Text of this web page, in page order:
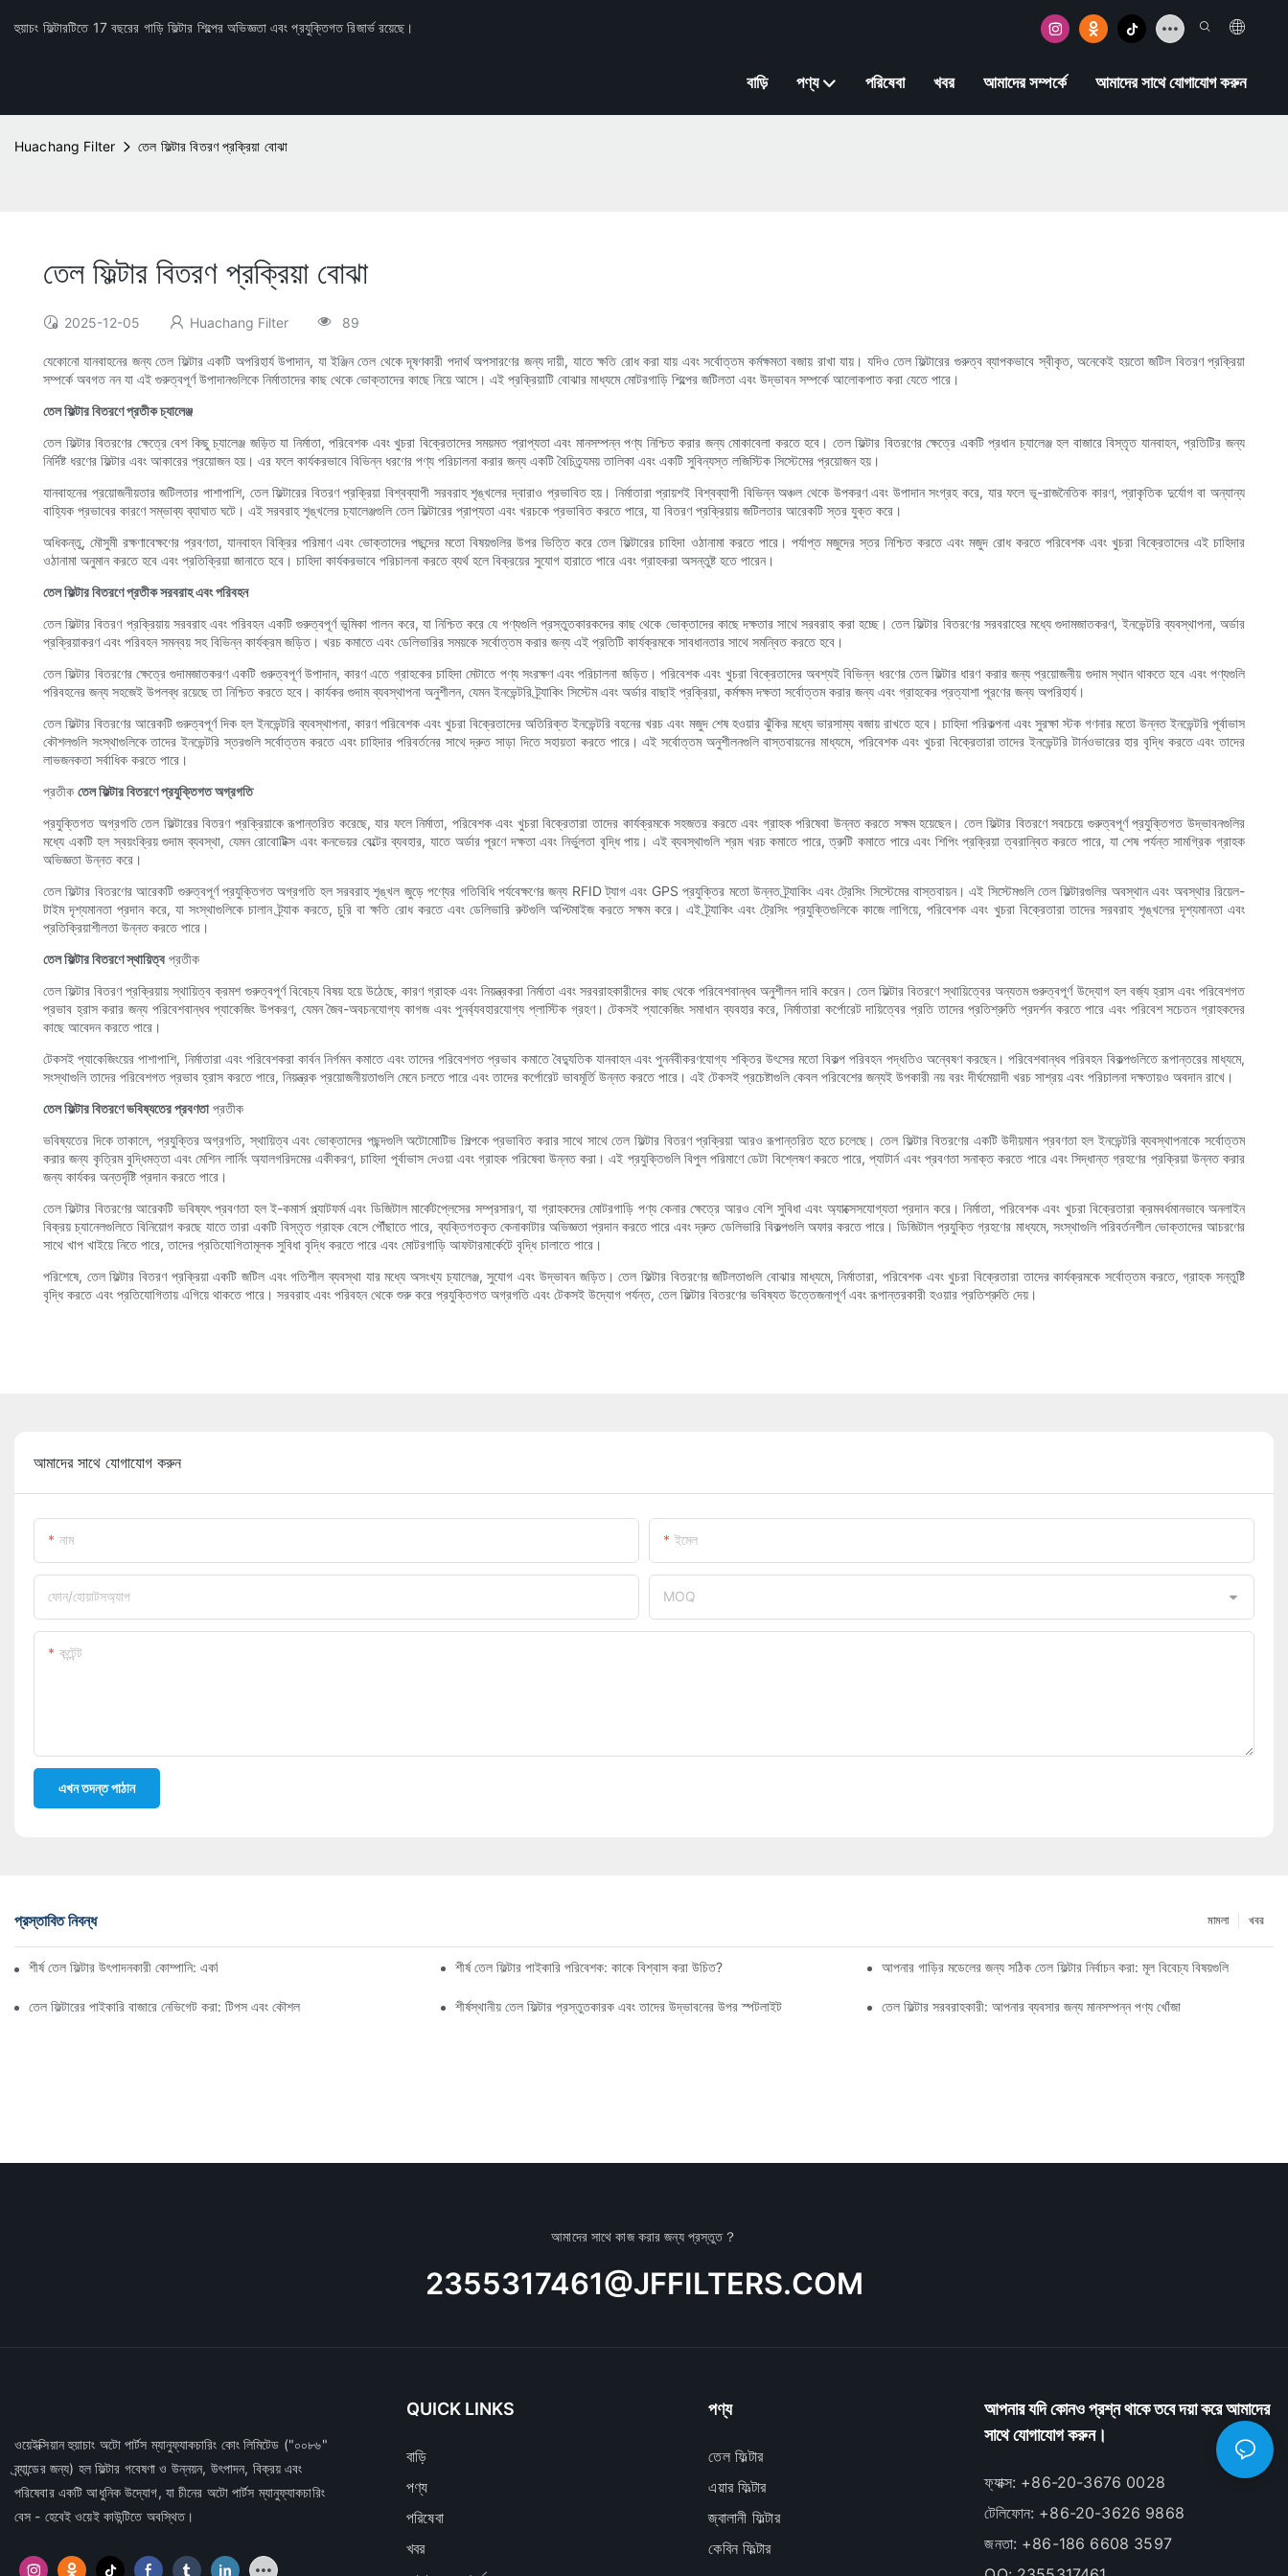
হুয়াচং ফিল্টারটিতে 17 বছরের গাড়ি ফিল্টার শিল্পের অভিজ্ঞতা এবং প্রযুক্তিগত রিজার্ভ রয়েছে।
বাড়ি পণ্য পরিষেবা খবর আমাদের সম্পর্কে আমাদের সাথে যোগাযোগ করুন
Huachang Filter তেল ফিল্টার বিতরণ প্রক্রিয়া বোঝা
তেল ফিল্টার বিতরণ প্রক্রিয়া বোঝা
2025-12-05 Huachang Filter 89
যেকোনো যানবাহনের জন্য তেল ফিল্টার একটি অপরিহার্য উপাদান, যা ইঞ্জিন তেল থেকে দূষণকারী পদার্থ অপসারণের জন্য দায়ী, যাতে ক্ষতি রোধ করা যায় এবং সর্বোত্তম কর্মক্ষমতা বজায় রাখা যায়। যদিও তেল ফিল্টারের গুরুত্ব ব্যাপকভাবে স্বীকৃত, অনেকেই হয়তো জটিল বিতরণ প্রক্রিয়া
সম্পর্কে অবগত নন যা এই গুরুত্বপূর্ণ উপাদানগুলিকে নির্মাতাদের কাছ থেকে ভোক্তাদের কাছে নিয়ে আসে। এই প্রক্রিয়াটি বোঝার মাধ্যমে মোটরগাড়ি শিল্পের জটিলতা এবং উদ্ভাবন সম্পর্কে আলোকপাত করা যেতে পারে।
তেল ফিল্টার বিতরণে প্রতীক চ্যালেঞ্জ
তেল ফিল্টার বিতরণের ক্ষেত্রে বেশ কিছু চ্যালেঞ্জ জড়িত যা নির্মাতা, পরিবেশক এবং খুচরা বিক্রেতাদের সময়মত প্রাপ্যতা এবং মানসম্পন্ন পণ্য নিশ্চিত করার জন্য মোকাবেলা করতে হবে। তেল ফিল্টার বিতরণের ক্ষেত্রে একটি প্রধান চ্যালেঞ্জ হল বাজারে বিস্তৃত যানবাহন, প্রতিটির জন্য
নির্দিষ্ট ধরণের ফিল্টার এবং আকারের প্রয়োজন হয়। এর ফলে কার্যকরভাবে বিভিন্ন ধরণের পণ্য পরিচালনা করার জন্য একটি বৈচিত্র্যময় তালিকা এবং একটি সুবিন্যস্ত লজিস্টিক সিস্টেমের প্রয়োজন হয়।
যানবাহনের প্রয়োজনীয়তার জটিলতার পাশাপাশি, তেল ফিল্টারের বিতরণ প্রক্রিয়া বিশ্বব্যাপী সরবরাহ শৃঙ্খলের দ্বারাও প্রভাবিত হয়। নির্মাতারা প্রায়শই বিশ্বব্যাপী বিভিন্ন অঞ্চল থেকে উপকরণ এবং উপাদান সংগ্রহ করে, যার ফলে ভূ-রাজনৈতিক কারণ, প্রাকৃতিক দুর্যোগ বা অন্যান্য
বাহ্যিক প্রভাবের কারণে সম্ভাব্য ব্যাঘাত ঘটে। এই সরবরাহ শৃঙ্খলের চ্যালেঞ্জগুলি তেল ফিল্টারের প্রাপ্যতা এবং খরচকে প্রভাবিত করতে পারে, যা বিতরণ প্রক্রিয়ায় জটিলতার আরেকটি স্তর যুক্ত করে।
অধিকন্তু, মৌসুমী রক্ষণাবেক্ষণের প্রবণতা, যানবাহন বিক্রির পরিমাণ এবং ভোক্তাদের পছন্দের মতো বিষয়গুলির উপর ভিত্তি করে তেল ফিল্টারের চাহিদা ওঠানামা করতে পারে। পর্যাপ্ত মজুদের স্তর নিশ্চিত করতে এবং মজুদ রোধ করতে পরিবেশক এবং খুচরা বিক্রেতাদের এই চাহিদার
ওঠানামা অনুমান করতে হবে এবং প্রতিক্রিয়া জানাতে হবে। চাহিদা কার্যকরভাবে পরিচালনা করতে ব্যর্থ হলে বিক্রয়ের সুযোগ হারাতে পারে এবং গ্রাহকরা অসন্তুষ্ট হতে পারেন।
তেল ফিল্টার বিতরণে প্রতীক সরবরাহ এবং পরিবহন
তেল ফিল্টার বিতরণ প্রক্রিয়ায় সরবরাহ এবং পরিবহন একটি গুরুত্বপূর্ণ ভূমিকা পালন করে, যা নিশ্চিত করে যে পণ্যগুলি প্রস্তুতকারকদের কাছ থেকে ভোক্তাদের কাছে দক্ষতার সাথে সরবরাহ করা হচ্ছে। তেল ফিল্টার বিতরণের সরবরাহের মধ্যে গুদামজাতকরণ, ইনভেন্টরি ব্যবস্থাপনা, অর্ডার
প্রক্রিয়াকরণ এবং পরিবহন সমন্বয় সহ বিভিন্ন কার্যক্রম জড়িত। খরচ কমাতে এবং ডেলিভারির সময়কে সর্বোত্তম করার জন্য এই প্রতিটি কার্যক্রমকে সাবধানতার সাথে সমন্বিত করতে হবে।
তেল ফিল্টার বিতরণের ক্ষেত্রে গুদামজাতকরণ একটি গুরুত্বপূর্ণ উপাদান, কারণ এতে গ্রাহকের চাহিদা মেটাতে পণ্য সংরক্ষণ এবং পরিচালনা জড়িত। পরিবেশক এবং খুচরা বিক্রেতাদের অবশ্যই বিভিন্ন ধরণের তেল ফিল্টার ধারণ করার জন্য প্রয়োজনীয় গুদাম স্থান থাকতে হবে এবং পণ্যগুলি
পরিবহনের জন্য সহজেই উপলব্ধ রয়েছে তা নিশ্চিত করতে হবে। কার্যকর গুদাম ব্যবস্থাপনা অনুশীলন, যেমন ইনভেন্টরি ট্র্যাকিং সিস্টেম এবং অর্ডার বাছাই প্রক্রিয়া, কর্মক্ষম দক্ষতা সর্বোত্তম করার জন্য এবং গ্রাহকের প্রত্যাশা পূরণের জন্য অপরিহার্য।
তেল ফিল্টার বিতরণের আরেকটি গুরুত্বপূর্ণ দিক হল ইনভেন্টরি ব্যবস্থাপনা, কারণ পরিবেশক এবং খুচরা বিক্রেতাদের অতিরিক্ত ইনভেন্টরি বহনের খরচ এবং মজুদ শেষ হওয়ার ঝুঁকির মধ্যে ভারসাম্য বজায় রাখতে হবে। চাহিদা পরিকল্পনা এবং সুরক্ষা স্টক গণনার মতো উন্নত ইনভেন্টরি পূর্বাভাস
কৌশলগুলি সংস্থাগুলিকে তাদের ইনভেন্টরি স্তরগুলি সর্বোত্তম করতে এবং চাহিদার পরিবর্তনের সাথে দ্রুত সাড়া দিতে সহায়তা করতে পারে। এই সর্বোত্তম অনুশীলনগুলি বাস্তবায়নের মাধ্যমে, পরিবেশক এবং খুচরা বিক্রেতারা তাদের ইনভেন্টরি টার্নওভারের হার বৃদ্ধি করতে এবং তাদের
লাভজনকতা সর্বাধিক করতে পারে।
প্রতীক তেল ফিল্টার বিতরণে প্রযুক্তিগত অগ্রগতি
প্রযুক্তিগত অগ্রগতি তেল ফিল্টারের বিতরণ প্রক্রিয়াকে রূপান্তরিত করেছে, যার ফলে নির্মাতা, পরিবেশক এবং খুচরা বিক্রেতারা তাদের কার্যক্রমকে সহজতর করতে এবং গ্রাহক পরিষেবা উন্নত করতে সক্ষম হয়েছেন। তেল ফিল্টার বিতরণে সবচেয়ে গুরুত্বপূর্ণ প্রযুক্তিগত উদ্ভাবনগুলির
মধ্যে একটি হল স্বয়ংক্রিয় গুদাম ব্যবস্থা, যেমন রোবোটিক্স এবং কনভেয়র বেল্টের ব্যবহার, যাতে অর্ডার পূরণে দক্ষতা এবং নির্ভুলতা বৃদ্ধি পায়। এই ব্যবস্থাগুলি শ্রম খরচ কমাতে পারে, ত্রুটি কমাতে পারে এবং শিপিং প্রক্রিয়া ত্বরান্বিত করতে পারে, যা শেষ পর্যন্ত সামগ্রিক গ্রাহক
অভিজ্ঞতা উন্নত করে।
তেল ফিল্টার বিতরণের আরেকটি গুরুত্বপূর্ণ প্রযুক্তিগত অগ্রগতি হল সরবরাহ শৃঙ্খল জুড়ে পণ্যের গতিবিধি পর্যবেক্ষণের জন্য RFID ট্যাগ এবং GPS প্রযুক্তির মতো উন্নত ট্র্যাকিং এবং ট্রেসিং সিস্টেমের বাস্তবায়ন। এই সিস্টেমগুলি তেল ফিল্টারগুলির অবস্থান এবং অবস্থার রিয়েল-
টাইম দৃশ্যমানতা প্রদান করে, যা সংস্থাগুলিকে চালান ট্র্যাক করতে, চুরি বা ক্ষতি রোধ করতে এবং ডেলিভারি রুটগুলি অপ্টিমাইজ করতে সক্ষম করে। এই ট্র্যাকিং এবং ট্রেসিং প্রযুক্তিগুলিকে কাজে লাগিয়ে, পরিবেশক এবং খুচরা বিক্রেতারা তাদের সরবরাহ শৃঙ্খলের দৃশ্যমানতা এবং
প্রতিক্রিয়াশীলতা উন্নত করতে পারে।
তেল ফিল্টার বিতরণে স্থায়িত্ব প্রতীক
তেল ফিল্টার বিতরণ প্রক্রিয়ায় স্থায়িত্ব ক্রমশ গুরুত্বপূর্ণ বিবেচ্য বিষয় হয়ে উঠেছে, কারণ গ্রাহক এবং নিয়ন্ত্রকরা নির্মাতা এবং সরবরাহকারীদের কাছ থেকে পরিবেশবান্ধব অনুশীলন দাবি করেন। তেল ফিল্টার বিতরণে স্থায়িত্বের অন্যতম গুরুত্বপূর্ণ উদ্যোগ হল বর্জ্য হ্রাস এবং পরিবেশগত
প্রভাব হ্রাস করার জন্য পরিবেশবান্ধব প্যাকেজিং উপকরণ, যেমন জৈব-অবচনযোগ্য কাগজ এবং পুনর্ব্যবহারযোগ্য প্লাস্টিক গ্রহণ। টেকসই প্যাকেজিং সমাধান ব্যবহার করে, নির্মাতারা কর্পোরেট দায়িত্বের প্রতি তাদের প্রতিশ্রুতি প্রদর্শন করতে পারে এবং পরিবেশ সচেতন গ্রাহকদের
কাছে আবেদন করতে পারে।
টেকসই প্যাকেজিংয়ের পাশাপাশি, নির্মাতারা এবং পরিবেশকরা কার্বন নির্গমন কমাতে এবং তাদের পরিবেশগত প্রভাব কমাতে বৈদ্যুতিক যানবাহন এবং পুনর্নবীকরণযোগ্য শক্তির উৎসের মতো বিকল্প পরিবহন পদ্ধতিও অন্বেষণ করছেন। পরিবেশবান্ধব পরিবহন বিকল্পগুলিতে রূপান্তরের মাধ্যমে,
সংস্থাগুলি তাদের পরিবেশগত প্রভাব হ্রাস করতে পারে, নিয়ন্ত্রক প্রয়োজনীয়তাগুলি মেনে চলতে পারে এবং তাদের কর্পোরেট ভাবমূর্তি উন্নত করতে পারে। এই টেকসই প্রচেষ্টাগুলি কেবল পরিবেশের জন্যই উপকারী নয় বরং দীর্ঘমেয়াদী খরচ সাশ্রয় এবং পরিচালনা দক্ষতায়ও অবদান রাখে।
তেল ফিল্টার বিতরণে ভবিষ্যতের প্রবণতাপ্রতীক
ভবিষ্যতের দিকে তাকালে, প্রযুক্তির অগ্রগতি, স্থায়িত্ব এবং ভোক্তাদের পছন্দগুলি অটোমোটিভ শিল্পকে প্রভাবিত করার সাথে সাথে তেল ফিল্টার বিতরণ প্রক্রিয়া আরও রূপান্তরিত হতে চলেছে। তেল ফিল্টার বিতরণের একটি উদীয়মান প্রবণতা হল ইনভেন্টরি ব্যবস্থাপনাকে সর্বোত্তম
করার জন্য কৃত্রিম বুদ্ধিমত্তা এবং মেশিন লার্নিং অ্যালগরিদমের একীকরণ, চাহিদা পূর্বাভাস দেওয়া এবং গ্রাহক পরিষেবা উন্নত করা। এই প্রযুক্তিগুলি বিপুল পরিমাণে ডেটা বিশ্লেষণ করতে পারে, প্যাটার্ন এবং প্রবণতা সনাক্ত করতে পারে এবং সিদ্ধান্ত গ্রহণের প্রক্রিয়া উন্নত করার
জন্য কার্যকর অন্তর্দৃষ্টি প্রদান করতে পারে।
তেল ফিল্টার বিতরণের আরেকটি ভবিষ্যৎ প্রবণতা হল ই-কমার্স প্ল্যাটফর্ম এবং ডিজিটাল মার্কেটপ্লেসের সম্প্রসারণ, যা গ্রাহকদের মোটরগাড়ি পণ্য কেনার ক্ষেত্রে আরও বেশি সুবিধা এবং অ্যাক্সেসযোগ্যতা প্রদান করে। নির্মাতা, পরিবেশক এবং খুচরা বিক্রেতারা ক্রমবর্ধমানভাবে অনলাইন
বিক্রয় চ্যানেলগুলিতে বিনিয়োগ করছে যাতে তারা একটি বিস্তৃত গ্রাহক বেসে পৌঁছাতে পারে, ব্যক্তিগতকৃত কেনাকাটার অভিজ্ঞতা প্রদান করতে পারে এবং দ্রুত ডেলিভারি বিকল্পগুলি অফার করতে পারে। ডিজিটাল প্রযুক্তি গ্রহণের মাধ্যমে, সংস্থাগুলি পরিবর্তনশীল ভোক্তাদের আচরণের
সাথে খাপ খাইয়ে নিতে পারে, তাদের প্রতিযোগিতামূলক সুবিধা বৃদ্ধি করতে পারে এবং মোটরগাড়ি আফটারমার্কেটে বৃদ্ধি চালাতে পারে।
পরিশেষে, তেল ফিল্টার বিতরণ প্রক্রিয়া একটি জটিল এবং গতিশীল ব্যবস্থা যার মধ্যে অসংখ্য চ্যালেঞ্জ, সুযোগ এবং উদ্ভাবন জড়িত। তেল ফিল্টার বিতরণের জটিলতাগুলি বোঝার মাধ্যমে, নির্মাতারা, পরিবেশক এবং খুচরা বিক্রেতারা তাদের কার্যক্রমকে সর্বোত্তম করতে, গ্রাহক সন্তুষ্টি
বৃদ্ধি করতে এবং প্রতিযোগিতায় এগিয়ে থাকতে পারে। সরবরাহ এবং পরিবহন থেকে শুরু করে প্রযুক্তিগত অগ্রগতি এবং টেকসই উদ্যোগ পর্যন্ত, তেল ফিল্টার বিতরণের ভবিষ্যত উত্তেজনাপূর্ণ এবং রূপান্তরকারী হওয়ার প্রতিশ্রুতি দেয়।
আমাদের সাথে যোগাযোগ করুন
নাম ইমেল
ফোন/হোয়াটসঅ্যাপ MOQ
কন্টেন্ট
এখন তদন্ত পাঠান
প্রস্তাবিত নিবন্ধ খবর
মামলা
শীর্ষ তেল ফিল্টার উৎপাদনকারী কোম্পানি: একটি বিস্তৃত সারসংক্ষেপ শীর্ষ তেল ফিল্টার পাইকারি পরিবেশক: কাকে বিশ্বাস করা উচিত? আপনার গাড়ির মডেলের জন্য সঠিক তেল ফিল্টার নির্বাচন করা: মূল বিবেচ্য বিষয়গুলি
তেল ফিল্টারের পাইকারি বাজারে নেভিগেট করা: টিপস এবং কৌশল শীর্ষস্থানীয় তেল ফিল্টার প্রস্তুতকারক এবং তাদের উদ্ভাবনের উপর স্পটলাইট তেল ফিল্টার সরবরাহকারী: আপনার ব্যবসার জন্য মানসম্পন্ন পণ্য খোঁজা
আমাদের সাথে কাজ করার জন্য প্রস্তুত？
2355317461@JFFILTERS.COM
ওয়েইক্সিয়ান হুয়াচাং অটো পার্টস ম্যানুফ্যাকচারিং কোং লিমিটেড ("০০৮৬"
ব্র্যান্ডের জন্য) হল ফিল্টার গবেষণা ও উন্নয়ন, উৎপাদন, বিক্রয় এবং
পরিষেবার একটি আধুনিক উদ্যোগ, যা চীনের অটো পার্টস ম্যানুফ্যাকচারিং
বেস - হেবেই ওয়েই কাউন্টিতে অবস্থিত।
QUICK LINKS
বাড়ি
পণ্য
পরিষেবা
খবর
পণ্য
তেল ফিল্টার
এয়ার ফিল্টার
জ্বালানী ফিল্টার
কেবিন ফিল্টার
আপনার যদি কোনও প্রশ্ন থাকে তবে দয়া করে আমাদের
সাথে যোগাযোগ করুন।
ফ্যাক্স: +86-20-3676 0028
টেলিফোন: +86-20-3626 9868
জনতা: +86-186 6608 3597